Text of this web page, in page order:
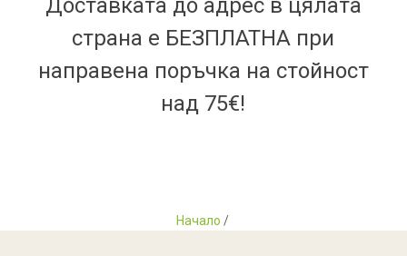
Доставката до адрес в цялата
страна е БЕЗПЛАТНА при
направена поръчка на стойност
над 75€!
Начало /